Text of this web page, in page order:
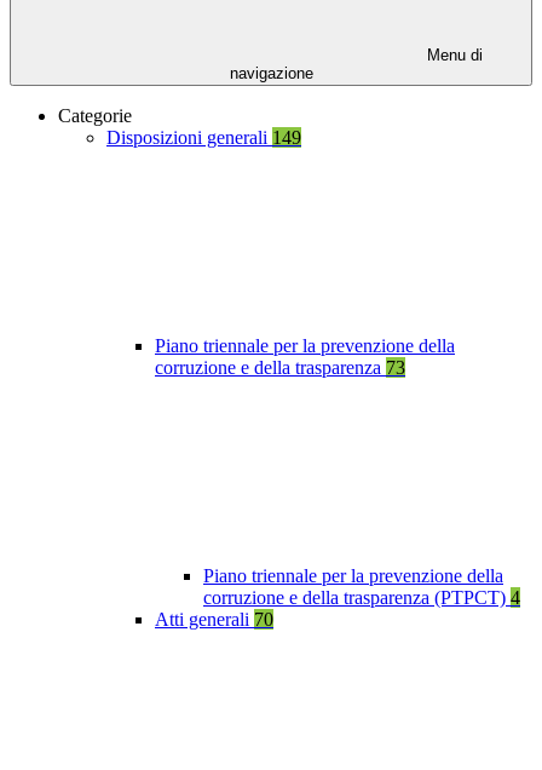
Menu di
navigazione
Categorie
Disposizioni generali 149
Piano triennale per la prevenzione della
corruzione e della trasparenza 73
Piano triennale per la prevenzione della
corruzione e della trasparenza (PTPCT) 4
Atti generali 70